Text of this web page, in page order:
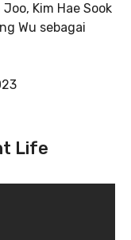
Kim Hae Sook
Wu sebagai
Life